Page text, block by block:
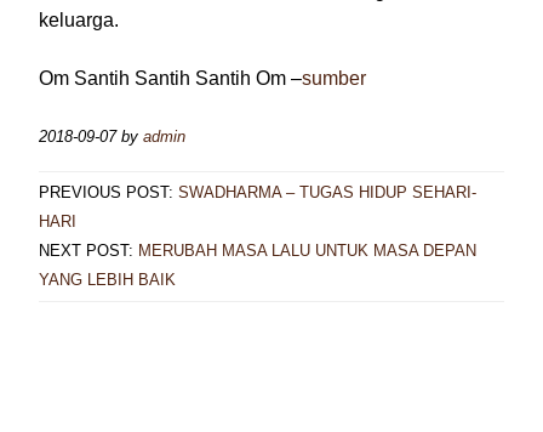
keluarga.
Om Santih Santih Santih Om –sumber
2018-09-07by admin
PREVIOUS POST: SWADHARMA – TUGAS HIDUP SEHARI-
HARI
NEXT POST: MERUBAH MASA LALU UNTUK MASA DEPAN
YANG LEBIH BAIK